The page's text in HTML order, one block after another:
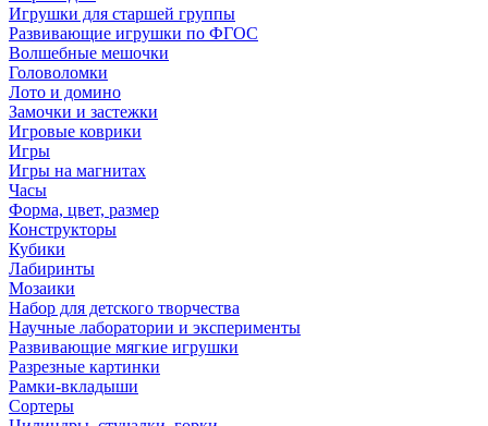
Игрушки для старшей группы
Развивающие игрушки по ФГОС
Волшебные мешочки
Головоломки
Лото и домино
Замочки и застежки
Игровые коврики
Игры
Игры на магнитах
Часы
Форма, цвет, размер
Конструкторы
Кубики
Лабиринты
Мозаики
Набор для детского творчества
Научные лаборатории и эксперименты
Развивающие мягкие игрушки
Разрезные картинки
Рамки-вкладыши
Сортеры